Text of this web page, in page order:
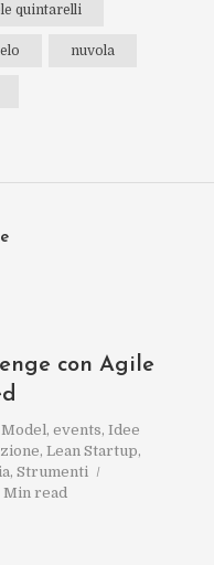
quintarelli
nuvola
con Agile
, events, Idee
, Lean Startup,
, Strumenti
Min read